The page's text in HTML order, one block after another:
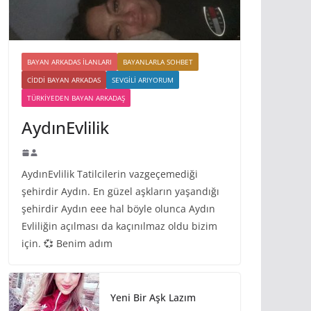
BAYAN ARKADAS ILANLARI
BAYANLARLA SOHBET
CIDDI BAYAN ARKADAS
SEVGILI ARIYORUM
TÜRKIYEDEN BAYAN ARKADAŞ
AydınEvlilik
AydınEvlilik Tatilcilerin vazgeçemediği
şehirdir Aydın. En güzel aşkların yaşandığı
şehirdir Aydın eee hal böyle olunca Aydın
Evliliğin açılması da kaçınılmaz oldu bizim
için. 💞 Benim adım
Yeni Bir Aşk Lazım